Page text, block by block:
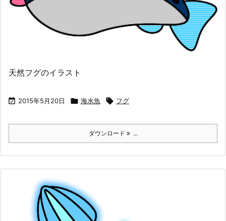
天然フグのイラスト
 2015年5月20日  海水魚  フグ
ダウンロード ...